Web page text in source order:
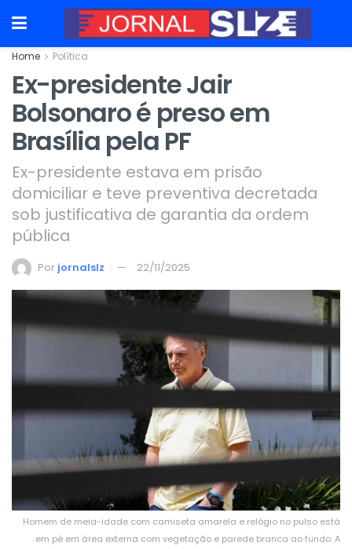
Home Política
Ex-presidente Jair
Bolsonaro é preso em
Brasília pela PF
Ex-presidente estava em prisão
domiciliar e teve preventiva decretada
sob justificativa de garantia da ordem
pública
Por jornalslz 22/11/2025
Homem de meia-idade com camiseta amarela e relógio no pulso está
em pé em área externa com vegetação e parede branca ao fundo. A